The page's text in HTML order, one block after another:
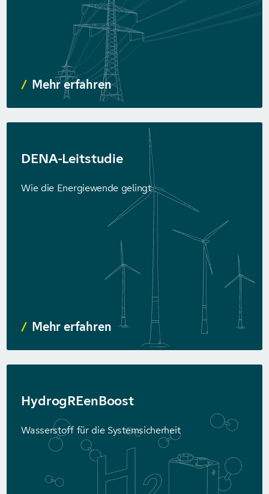
Mehr erfahren
DENA-Leitstudie
Wie die Energiewende gelingt
Mehr erfahren
HydrogREenBoost
Wasserstoff für die Systemsicherheit